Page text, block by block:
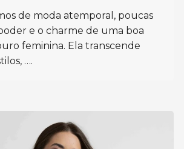
de moda atemporal, poucas
e o charme de uma boa
feminina. Ela transcende
….